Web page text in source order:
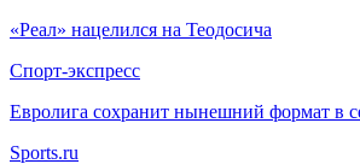
«Реал» нацелился на Теодосича
Спорт-экспресс
Евролига сохранит нынешний формат в
Sports.ru